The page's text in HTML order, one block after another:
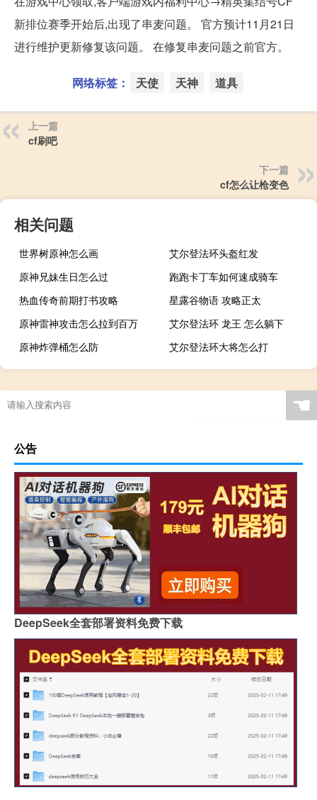
新排位赛季开始后,出现了串麦问题。 官方预计11月21日
进行维护更新修复该问题。 在修复串麦问题之前官方。
网络标签： 天使 天神 道具
上一篇
cf刷吧
下一篇
cf怎么让枪变色
相关问题
世界树原神怎么画
艾尔登法环头盔红发
原神兄妹生日怎么过
跑跑卡丁车如何速成骑车
热血传奇前期打书攻略
星露谷物语 攻略正太
原神雷神攻击怎么拉到百万
艾尔登法环 龙王 怎么躺下
原神炸弹桶怎么防
艾尔登法环大将怎么打
☚
公告
DeepSeek全套部署资料免费下载